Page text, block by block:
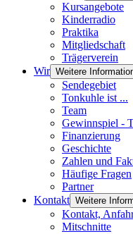
Kursangebote
Kinderradio
Praktika
Mitgliedschaft
Trägerverein
Wir Weitere
Sendegebiet
Tonkuhle ist ...
Team
Gewinnspiel -
Finanzierung
Geschichte
Zahlen und
Häufige Fragen
Partner
Kontakt Weitere
Kontakt,
Mitschnitte